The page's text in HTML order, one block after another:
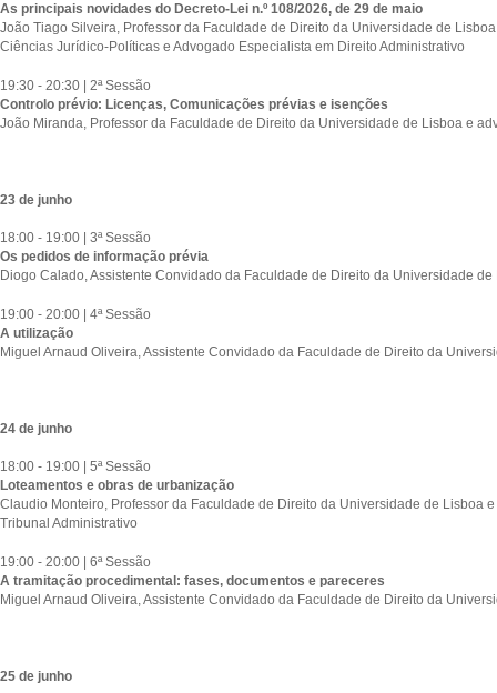
As principais novidades do Decreto-Lei n.º 108/2026, de 29 de maio
João Tiago Silveira, Professor da Faculdade de Direito da Universidade de
Ciências Jurídico-Políticas e Advogado Especialista em Direito Administrativo
19:30 - 20:30 | 2ª Sessão
Controlo prévio: Licenças, Comunicações prévias e isenções
João Miranda, Professor da Faculdade de Direito da Universidade de Lisboa e
23 de junho
18:00 - 19:00 | 3ª Sessão
Os pedidos de informação prévia
Diogo Calado, Assistente Convidado da Faculdade de Direito da Universidade
19:00 - 20:00 | 4ª Sessão
A utilização
Miguel Arnaud Oliveira, Assistente Convidado da Faculdade de Direito da
24 de junho
18:00 - 19:00 | 5ª Sessão
Loteamentos e obras de urbanização
Claudio Monteiro, Professor da Faculdade de Direito da Universidade de Lisboa
Tribunal Administrativo
19:00 - 20:00 | 6ª Sessão
A tramitação procedimental: fases, documentos e pareceres
Miguel Arnaud Oliveira, Assistente Convidado da Faculdade de Direito da
25 de junho